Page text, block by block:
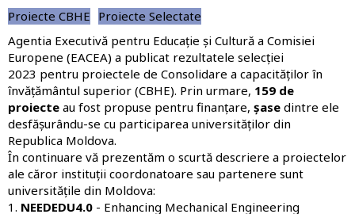
Proiecte CBHE Proiecte Selectate
Agentia Executivă pentru Educație și Cultură a Comisiei
Europene (EACEA) a publicat rezultatele selecției
2023 pentru proiectele de Consolidare a capacităților în
învățământul superior (CBHE). Prin urmare, 159 de
proiecte au fost propuse pentru finanțare, șase dintre ele
desfășurându-se cu participarea universităților din
Republica Moldova.
În continuare vă prezentăm o scurtă descriere a proiectelor
ale căror instituții coordonatoare sau partenere sunt
universitățile din Moldova:
1. NEEDEDU4.0 - Enhancing Mechanical Engineering